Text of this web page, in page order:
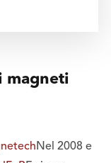
magneti
Nel 2008 e